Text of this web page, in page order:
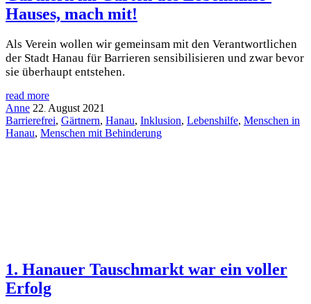
Hauses, mach mit!
Als Verein wollen wir gemeinsam mit den Verantwortlichen
der Stadt Hanau für Barrieren sensibilisieren und zwar bevor
sie überhaupt entstehen.
read more
Anne 22. August 2021
Barrierefrei, Gärtnern, Hanau, Inklusion, Lebenshilfe, Menschen in
Hanau, Menschen mit Behinderung
1. Hanauer Tauschmarkt war ein voller
Erfolg